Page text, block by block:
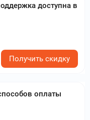
доступна в
Получить скидку
оплаты